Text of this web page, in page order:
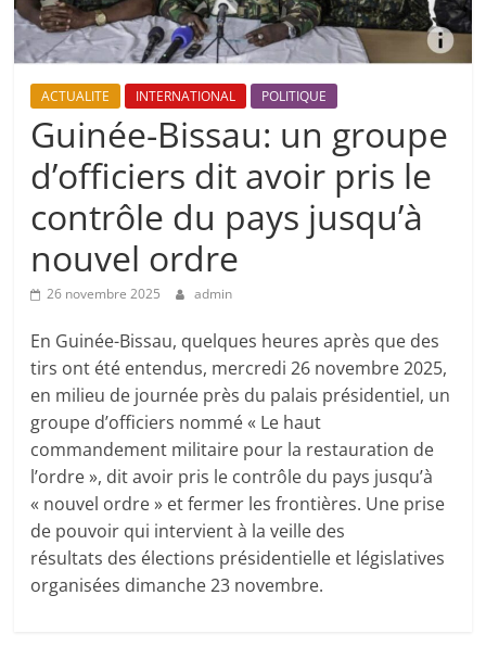
ACTUALITE INTERNATIONAL POLITIQUE
Guinée-Bissau: un groupe
d’officiers dit avoir pris le
contrôle du pays jusqu’à
nouvel ordre
26 novembre 2025 admin
En Guinée-Bissau, quelques heures après que des
tirs ont été entendus, mercredi 26 novembre 2025,
en milieu de journée près du palais présidentiel, un
groupe d’officiers nommé « Le haut
commandement militaire pour la restauration de
l’ordre », dit avoir pris le contrôle du pays jusqu’à
« nouvel ordre » et fermer les frontières. Une prise
de pouvoir qui intervient à la veille des
résultats des élections présidentielle et législatives
organisées dimanche 23 novembre.